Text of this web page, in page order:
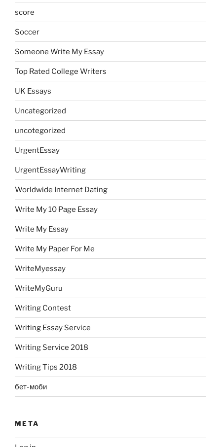
score
Soccer
Someone Write My Essay
Top Rated College Writers
UK Essays
Uncategorized
uncotegorized
UrgentEssay
UrgentEssayWriting
Worldwide Internet Dating
Write My 10 Page Essay
Write My Essay
Write My Paper For Me
WriteMyessay
WriteMyGuru
Writing Contest
Writing Essay Service
Writing Service 2018
Writing Tips 2018
бет-моби
META